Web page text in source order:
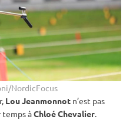
NordicFocus
, Lou Jeanmonnot n’est pas
temps àChloé Chevalier.